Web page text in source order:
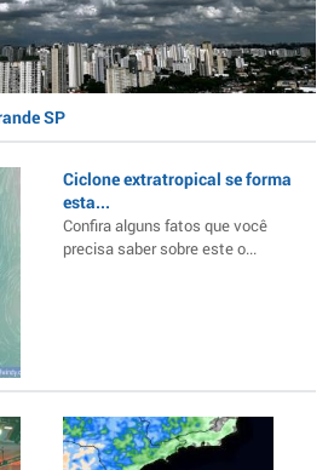
SP
Ciclone extratropical se forma
esta...
Confira alguns fatos que você
precisa saber sobre este o...